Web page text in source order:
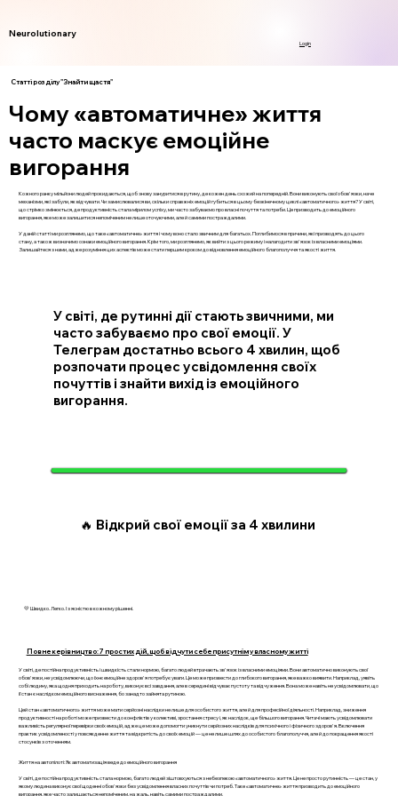
Neurolutionary
Login
Статті розділу "Знайти щастя"
Чому «автоматичне» життя
часто маскує емоційне
вигорання
Кожного ранку мільйони людей прокидаються, щоб знову зануритися в рутину, де кожен день схожий на попередній. Вони виконують свої обов'язки, наче
механізми, які забули, як відчувати. Чи замислювалися ви, скільки справжніх емоцій губиться в цьому безкінечному циклі «автоматичного» життя? У світі,
що стрімко змінюється, де продуктивність стала мірилом успіху, ми часто забуваємо про власні почуття та потреби. Це призводить до емоційного
вигорання, яке може залишитися непоміченим не лише оточуючими, але й самими постраждалими.
У даній статті ми розглянемо, що таке «автоматичне» життя і чому воно стало звичним для багатьох. Поглибимося в причини, які призводять до цього
стану, а також визначимо ознаки емоційного вигорання. Крім того, ми розглянемо, як вийти з цього режиму і налагодити зв'язок із власними емоціями.
Залишайтеся з нами, адже розуміння цих аспектів може стати першим кроком до відновлення емоційного благополуччя та якості життя.
У світі, де рутинні дії стають звичними, ми
часто забуваємо про свої емоції. У
Телеграм достатньо всього 4 хвилин, щоб
розпочати процес усвідомлення своїх
почуттів і знайти вихід із емоційного
вигорання.
🔥 Відкрий свої емоції за 4 хвилини
💛 Швидко. Легко. І з ясністю в кожному рішенні.
Повне керівництво: 7 простих дій, щоб відчути себе присутнім у власному житті
У світі, де постійна продуктивність і швидкість стали нормою, багато людей втрачають зв'язок із власними емоціями. Вони автоматично виконують свої
обов'язки, не усвідомлюючи, що їхнє емоційне здоров'я потребує уваги. Це може призвести до глибокого вигорання, яке важко виявити. Наприклад, уявіть
собі людину, яка щодня приходить на роботу, виконує всі завдання, але в середині відчуває пустоту та відчуження. Вона може навіть не усвідомлювати, що
її стан є наслідком емоційного виснаження, бо занадто зайнята рутиною.
Цей стан «автоматичного» життя може мати серйозні наслідки не лише для особистого життя, але й для професійної діяльності. Наприклад, зниження
продуктивності на роботі може призвести до конфліктів у колективі, зростання стресу і, як наслідок, ще більшого вигорання. Читачі мають усвідомлювати
важливість регулярної перевірки своїх емоцій, адже це може допомогти уникнути серйозних наслідків для психічного і фізичного здоров'я. Включення
практик усвідомленості у повсякденне життя та відкритість до своїх емоцій — це не лише шлях до особистого благополуччя, але й до покращення якості
стосунків з оточенням.
Життя на автопілоті: Як автоматизація веде до емоційного вигорання
У світі, де постійна продуктивність стала нормою, багато людей зіштовхуються з небезпекою «автоматичного» життя. Це не просто рутинність — це стан, у
якому людина виконує свої щоденні обов'язки без усвідомлення власних почуттів чи потреб. Таке «автоматичне» життя призводить до емоційного
вигорання, яке часто залишається непоміченим, на жаль, навіть самими постраждалими.